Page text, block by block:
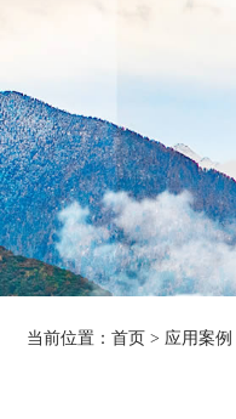
当前位置： 首页 > 应用案例